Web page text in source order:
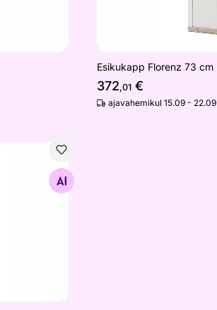
Esikukapp Florenz 73 cm
372,01€
ajavahemikul 15.09 - 22.09